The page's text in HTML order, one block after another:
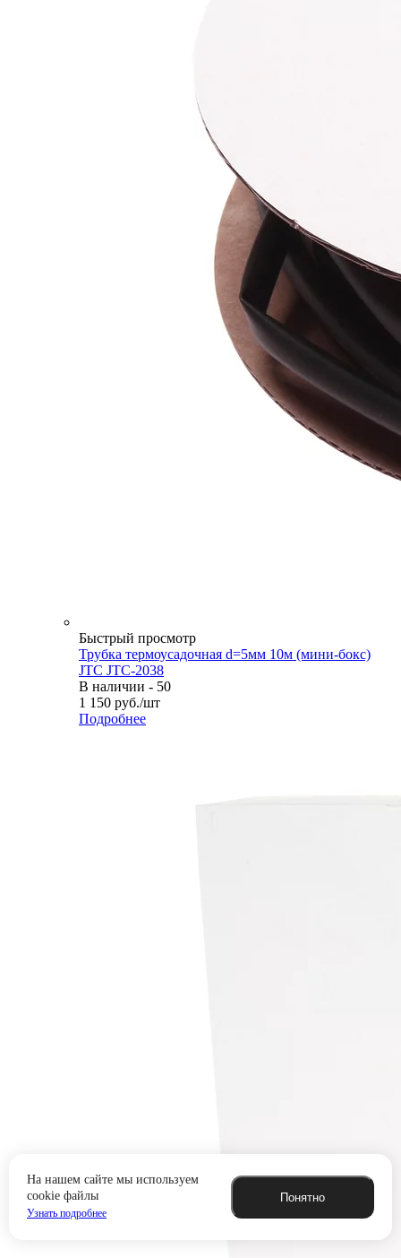
На нашем сайте мы используем
cookie файлы
Узнать подробнее
Понятно
Быстрый просмотр
Трубка термоусадочная d=5мм 10м (мини-бокс)
JTC JTC-2038
В наличии - 50
1 150 руб./шт
Подробнее